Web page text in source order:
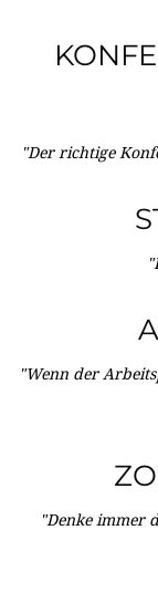
"Der richtige
"Wenn der
"Denke immer